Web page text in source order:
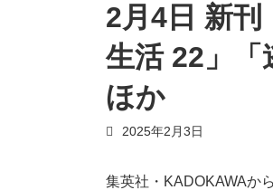
2月4日 新
生活 22」「
ほか
2025年2月3日
集英社・KADOKAWAか